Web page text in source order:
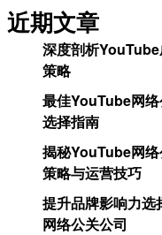
近期文章
深度剖析
策略
最佳YouTube网
选择指南
揭秘YouTube网
策略与运营技巧
提升品牌影响力
网络公关公司